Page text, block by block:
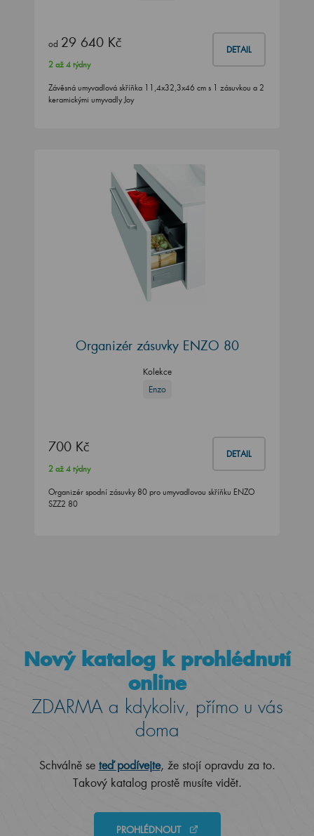
od 29 640 Kč DETAIL
2 až 4 týdny
Závěsná umyvadlová skříňka 11,4x32,3x46 cm s 1 zásuvkou a 2
keramickými umyvadly Joy
Organizér zásuvky ENZO 80
Kolekce
Enzo
700 Kč DETAIL
2 až 4 týdny
Organizér spodní zásuvky 80 pro umyvadlovou skříňku ENZO
SZZ2 80
Nový katalog k prohlédnutí
online
ZDARMA a kdykoliv, přímo u vás
doma
Schválně se teď podívejte, že stojí opravdu za to.
Takový katalog prostě musíte vidět.
PROHLÉDNOUT